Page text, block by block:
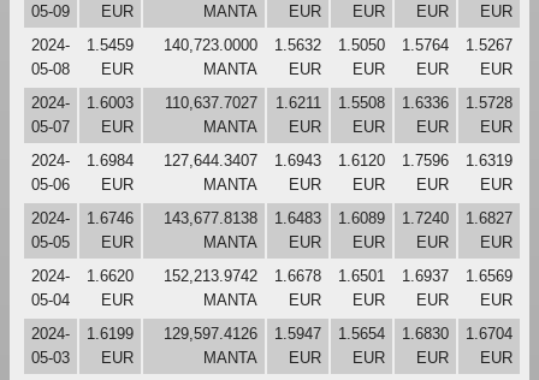
05-09
EUR
MANTA
EUR
EUR
EUR
EUR
2024-
05-08
1.5459
EUR
140,723.0000
MANTA
1.5632
EUR
1.5050
EUR
1.5764
EUR
1.5267
EUR
2024-
05-07
1.6003
EUR
110,637.7027
MANTA
1.6211
EUR
1.5508
EUR
1.6336
EUR
1.5728
EUR
2024-
05-06
1.6984
EUR
127,644.3407
MANTA
1.6943
EUR
1.6120
EUR
1.7596
EUR
1.6319
EUR
2024-
05-05
1.6746
EUR
143,677.8138
MANTA
1.6483
EUR
1.6089
EUR
1.7240
EUR
1.6827
EUR
2024-
05-04
1.6620
EUR
152,213.9742
MANTA
1.6678
EUR
1.6501
EUR
1.6937
EUR
1.6569
EUR
2024-
05-03
1.6199
EUR
129,597.4126
MANTA
1.5947
EUR
1.5654
EUR
1.6830
EUR
1.6704
EUR